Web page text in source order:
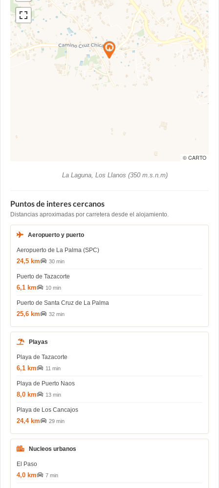
© CARTO
La Laguna, Los Llanos (350 m.s.n.m)
Puntos de interes cercanos
Distancias aproximadas por carretera desde el alojamiento.
Aeropuerto y puerto
Aeropuerto de La Palma (SPC)
24,5 km 30 min
Puerto de Tazacorte
6,1 km 10 min
Puerto de Santa Cruz de La Palma
25,6 km 32 min
Playas
Playa de Tazacorte
6,1 km 11 min
Playa de Puerto Naos
8,0 km 13 min
Playa de Los Cancajos
24,4 km 29 min
Nucleos urbanos
El Paso
4,0 km 7 min